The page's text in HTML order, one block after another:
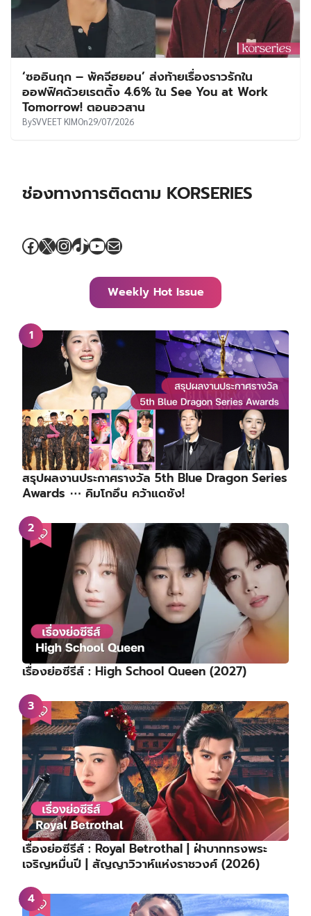
‘ซออินกุก – พัคจีฮยอน’ ส่งท้ายเรื่องราวรักใน
ออฟฟิศด้วยเรตติ้ง 4.6% ใน See You at Work
Tomorrow! ตอนอวสาน
BySVVEET KIMOn29/07/2026
ช่องทางการติดตาม KORSERIES
Facebook
X Instagram
TikTok
YouTube
Mail
Weekly Hot Issue
สรุปผลงานประกาศรางวัล 5th Blue Dragon Series
Awards ⋯ คิมโกอึน คว้าแดซัง!
เรื่องย่อซีรีส์ : High School Queen (2027)
เรื่องย่อซีรีส์ : Royal Betrothal | ฝ่าบาททรงพระ
เจริญหมื่นปี | สัญญาวิวาห์แห่งราชวงศ์ (2026)